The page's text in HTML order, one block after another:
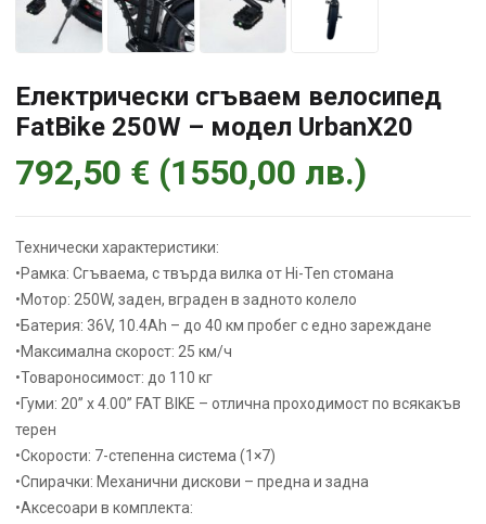
Електрически сгъваем велосипед
FatBike 250W – модел UrbanX20
792,50 € (1550,00 лв.)
Технически характеристики:
•Рамка: Сгъваема, с твърда вилка от Hi-Ten стомана
•Мотор: 250W, заден, вграден в задното колело
•Батерия: 36V, 10.4Ah – до 40 км пробег с едно зареждане
•Максимална скорост: 25 км/ч
•Товароносимост: до 110 кг
•Гуми: 20” x 4.00” FAT BIKE – отлична проходимост по всякакъв
терен
•Скорости: 7-степенна система (1×7)
•Спирачки: Механични дискови – предна и задна
•Аксесоари в комплекта: